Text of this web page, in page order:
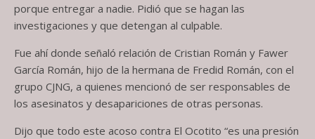
porque entregar a nadie. Pidió que se hagan las
investigaciones y que detengan al culpable.
Fue ahí donde señaló relación de Cristian Román y Fawer
García Román, hijo de la hermana de Fredid Román, con el
grupo CJNG, a quienes mencionó de ser responsables de
los asesinatos y desapariciones de otras personas.
Dijo que todo este acoso contra El Ocotito “es una presión